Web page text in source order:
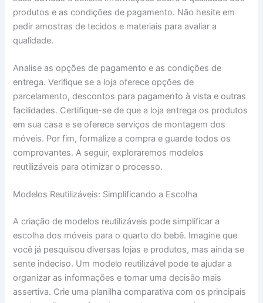
produtos e as condições de pagamento. Não hesite em
pedir amostras de tecidos e materiais para avaliar a
qualidade.
Analise as opções de pagamento e as condições de
entrega. Verifique se a loja oferece opções de
parcelamento, descontos para pagamento à vista e outras
facilidades. Certifique-se de que a loja entrega os produtos
em sua casa e se oferece serviços de montagem dos
móveis. Por fim, formalize a compra e guarde todos os
comprovantes. A seguir, exploraremos modelos
reutilizáveis para otimizar o processo.
Modelos Reutilizáveis: Simplificando a Escolha
A criação de modelos reutilizáveis pode simplificar a
escolha dos móveis para o quarto do bebê. Imagine que
você já pesquisou diversas lojas e produtos, mas ainda se
sente indeciso. Um modelo reutilizável pode te ajudar a
organizar as informações e tomar uma decisão mais
assertiva. Crie uma planilha comparativa com os principais